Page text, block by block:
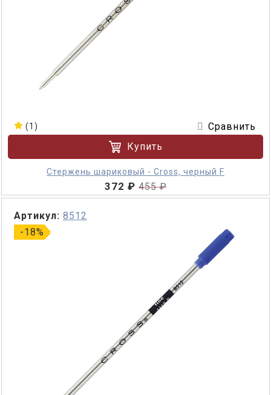
(1)
Сравнить
Купить
Стержень шариковый - Cross, черный F
372 ₽ 455 ₽
-18%
Артикул: 8512